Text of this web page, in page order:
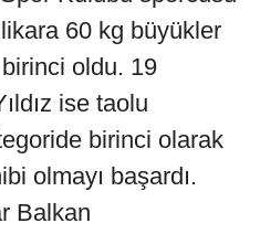
60 kg büyükler
oldu. 19
ise taolu
birinci olarak
olmayı başardı.
Balkan